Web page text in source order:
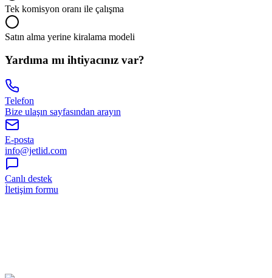
Tek komisyon oranı ile çalışma
Satın alma yerine kiralama modeli
Yardıma mı ihtiyacınız var?
Telefon
Bize ulaşın sayfasından arayın
E-posta
info@jetlid.com
Canlı destek
İletişim formu